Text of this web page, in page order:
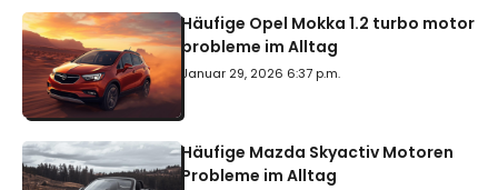
Häufige Opel Mokka 1.2 turbo motor
probleme im Alltag
Januar 29, 2026 6:37 p.m.
Häufige Mazda Skyactiv Motoren
Probleme im Alltag